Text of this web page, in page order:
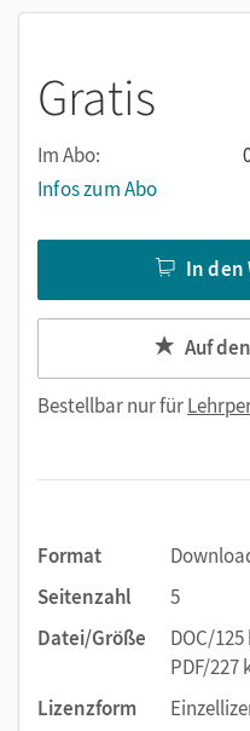
Gratis
Im Abo:
Infos zum Abo
In den
Auf
Bestellbar nur für
Format
Seitenzahl
5
Datei/Größe
DOC/
PDF/227
Lizenzform